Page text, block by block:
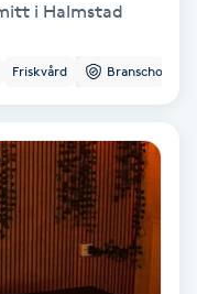
i Halmstad
Friskvård Branschorg.